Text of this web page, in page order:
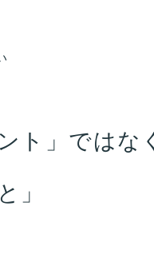
ト」ではな
」